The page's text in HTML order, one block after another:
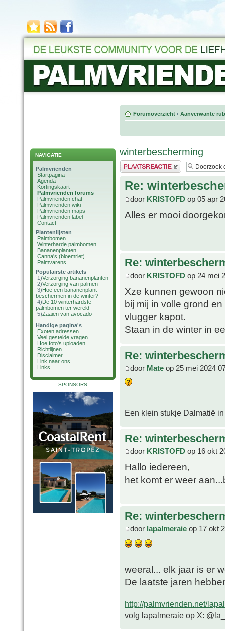
NAVIGATIE
Palmvrienden
Startpagina
Agenda
Kortingskaart
Palmvrienden forums
Palmvrienden chat
Palmvrienden wiki
Palmvrienden maps
Palmvrienden label
Contact
Plantenlijsten
Palmbomen
Winterharde palmbomen
Bananenplanten
Canna's (bloemriet)
Palmvarens
Populairste artikels
1)Verzorging bananenplanten
2)Verzorging van palmen
3)Hoe een bananenplant
beschermen in de winter?
4)De 10 winterhardste
palmbomen ter wereld
5)Zaaien van avocado
Handige pagina's
Exoten adressen
Veel gestelde vragen
Hoe foto's uploaden
Richtlijnen
Disclaimer
Link naar ons
Links
SPONSORS
Forumoverzicht ‹ Aanverwante
winterbescherming
Plaats een reactie
Re:
door KRISTOFD op 05 apr
Alles er mooi
Re:
door KRISTOFD op 24 mei
Xze kunnen gewoon
bij mij in volle grond
vlugger kapot.
Staan in de winter in
Re:
door Mate op 25 mei 2024
Een klein stukje Dalmatië
Re:
door KRISTOFD op 16 okt
Hallo iedereen,
het komt er weer
Re:
door lapalmeraie op 17 okt
weeral... elk jaar is er
De laatste jaren
http://palmvrienden.net/
volg lapalmeraie op X: